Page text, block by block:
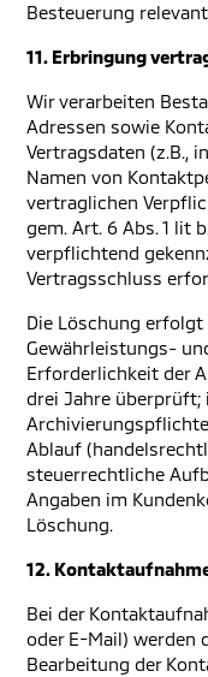
Besteuerung
11. Erbringung
Wir verarbeiten
Adressen sowie
Vertragsdaten (z.B.,
Namen von
vertraglichen
gem. Art. 6 Abs. 1 lit
verpflichtend
Vertragsschluss
Die Löschung
Gewährleistungs-
Erforderlichkeit der
drei Jahre überprüft;
Ablauf
steuerrechtliche
Angaben im
Löschung.
12.
Bei der
oder E-Mail) werden
Bearbeitung der